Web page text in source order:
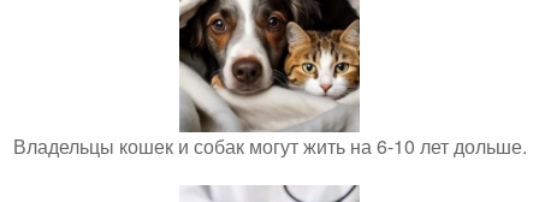
Владельцы кошек и собак могут жить на 6-10 лет дольше.